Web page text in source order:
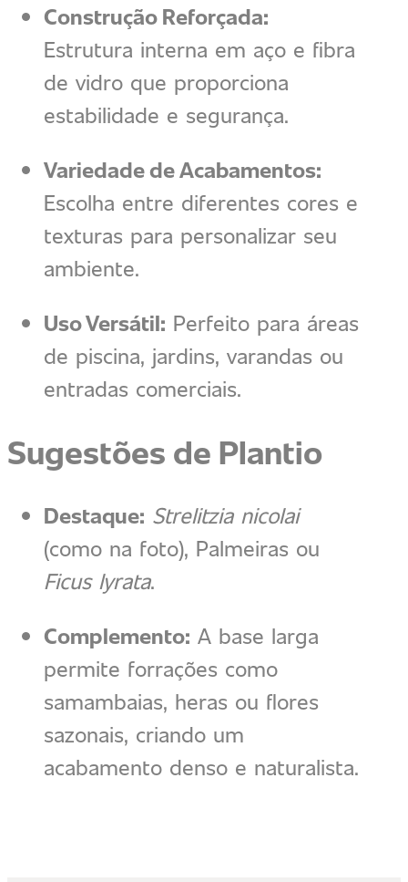
Construção Reforçada:
Estrutura interna em aço e fibra
de vidro que proporciona
estabilidade e segurança.
Variedade de Acabamentos:
Escolha entre diferentes cores e
texturas para personalizar seu
ambiente.
Uso Versátil: Perfeito para áreas
de piscina, jardins, varandas ou
entradas comerciais.
Sugestões de Plantio
Destaque: Strelitzia nicolai
(como na foto), Palmeiras ou
Ficus lyrata.
Complemento: A base larga
permite forrações como
samambaias, heras ou flores
sazonais, criando um
acabamento denso e naturalista.